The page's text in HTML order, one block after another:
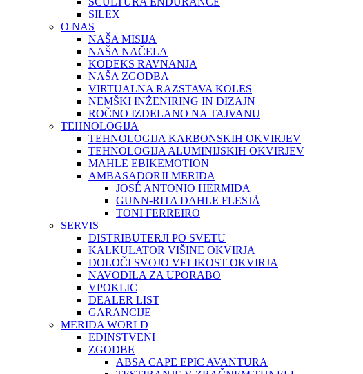
SILEX
O NAS
NAŠA MISIJA
NAŠA NAČELA
KODEKS RAVNANJA
NAŠA ZGODBA
VIRTUALNA RAZSTAVA KOLES
NEMŠKI INŽENIRING IN DIZAJN
ROČNO IZDELANO NA TAJVANU
TEHNOLOGIJA
TEHNOLOGIJA KARBONSKIH OKVIRJEV
TEHNOLOGIJA ALUMINIJSKIH OKVIRJEV
MAHLE EBIKEMOTION
AMBASADORJI MERIDA
JOSÉ ANTONIO HERMIDA
GUNN-RITA DAHLE FLESJÅ
TONI FERREIRO
SERVIS
DISTRIBUTERJI PO SVETU
KALKULATOR VIŠINE OKVIRJA
DOLOČI SVOJO VELIKOST OKVIRJA
NAVODILA ZA UPORABO
VPOKLIC
DEALER LIST
GARANCIJE
MERIDA WORLD
EDINSTVENI
ZGODBE
ABSA CAPE EPIC AVANTURA